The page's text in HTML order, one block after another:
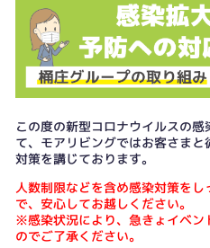
この度の新型コロナウイルスの
て、モアリビングではお客さま
対策を講じております。
人数制限などを含め感染対策を
で、安心してお越しください。
※感染状況により、急きょイベン
のでご了承ください。